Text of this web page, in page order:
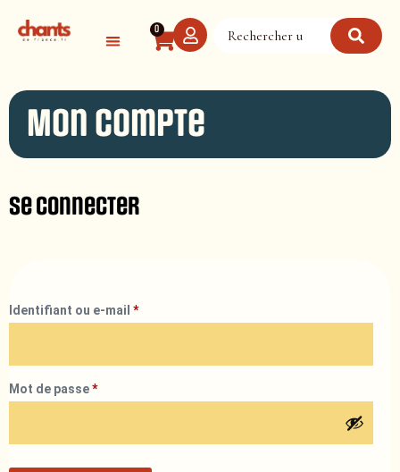
0
Mon compte
Se connecter
Identifiant ou e-mail *
Mot de passe*